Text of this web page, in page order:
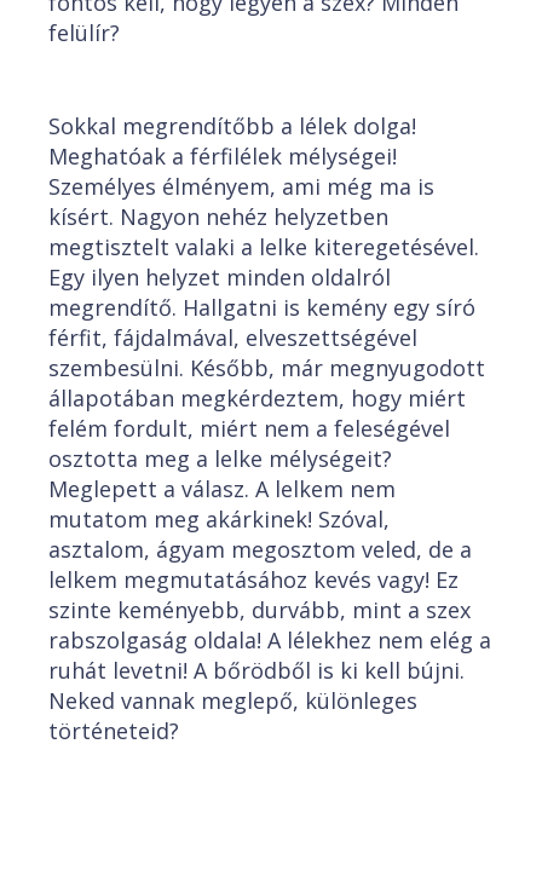
felülír?
Sokkal megrendítőbb a lélek dolga!
Meghatóak a férfilélek mélységei!
Személyes élményem, ami még ma is
kísért. Nagyon nehéz helyzetben
megtisztelt valaki a lelke kiteregetésével.
Egy ilyen helyzet minden oldalról
megrendítő. Hallgatni is kemény egy síró
férfit, fájdalmával, elveszettségével
szembesülni. Később, már megnyugodott
állapotában megkérdeztem, hogy miért
felém fordult, miért nem a feleségével
osztotta meg a lelke mélységeit?
Meglepett a válasz. A lelkem nem
mutatom meg akárkinek! Szóval,
asztalom, ágyam megosztom veled, de a
lelkem megmutatásához kevés vagy! Ez
szinte keményebb, durvább, mint a szex
rabszolgaság oldala! A lélekhez nem elég a
ruhát levetni! A bőrödből is ki kell bújni.
Neked vannak meglepő, különleges
történeteid?